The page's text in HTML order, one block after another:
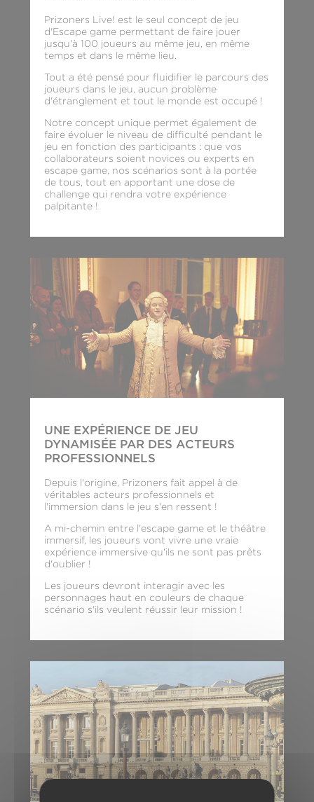
Prizoners Live! est le seul concept de jeu
d'Escape game permettant de faire jouer
jusqu'à 100 joueurs au même jeu, en même
temps et dans le même lieu.
Tout a été pensé pour fluidifier le parcours des
joueurs dans le jeu, aucun problème
d'étranglement et tout le monde est occupé !
Notre concept unique permet également de
faire évoluer le niveau de difficulté pendant le
jeu en fonction des participants : que vos
collaborateurs soient novices ou experts en
escape game, nos scénarios sont à la portée
de tous, tout en apportant une dose de
challenge qui rendra votre expérience
palpitante !
UNE EXPÉRIENCE DE JEU
DYNAMISÉE PAR DES ACTEURS
PROFESSIONNELS
Depuis l'origine, Prizoners fait appel à de
véritables acteurs professionnels et
l'immersion dans le jeu s'en ressent !
A mi-chemin entre l'escape game et le théâtre
immersif, les joueurs vont vivre une vraie
expérience immersive qu'ils ne sont pas prêts
d'oublier !
Les joueurs devront interagir avec les
personnages haut en couleurs de chaque
scénario s'ils veulent réussir leur mission !